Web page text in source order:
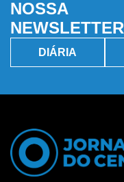
NOSSA
NEWSLETTER
DIÁRIA